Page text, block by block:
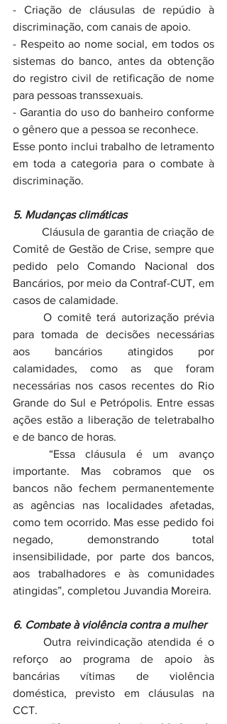
- Criação de cláusulas de repúdio à
discriminação, com canais de apoio.
- Respeito ao nome social, em todos os
sistemas do banco, antes da obtenção
do registro civil de retificação de nome
para pessoas transsexuais.
- Garantia do uso do banheiro conforme
o gênero que a pessoa se reconhece.
Esse ponto inclui trabalho de letramento
em toda a categoria para o combate à
discriminação.
5. Mudanças climáticas
Comitê de Gestão de Crise, sempre que
pedido pelo Comando Nacional dos
Bancários, por meio da Contraf-CUT, em
casos de calamidade.
	O comitê terá autorização prévia
para tomada de decisões necessárias
aos bancários atingidos por
calamidades, como as que foram
necessárias nos casos recentes do Rio
Grande do Sul e Petrópolis. Entre essas
ações estão a liberação de teletrabalho
e de banco de horas.
importante. Mas cobramos que os
bancos não fechem permanentemente
as agências nas localidades afetadas,
como tem ocorrido. Mas esse pedido foi
negado, demonstrando total
insensibilidade, por parte dos bancos,
aos trabalhadores e às comunidades
atingidas”, completou Juvandia Moreira.
6. Combate à violência contra a mulher
	Outra reivindicação atendida é o
reforço ao programa de apoio às
bancárias vítimas de violência
doméstica, previsto em cláusulas na
CCT.